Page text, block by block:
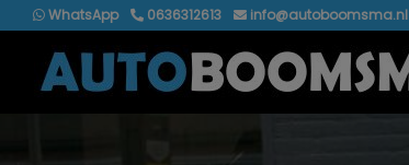
WhatsApp 0636312613 info@autoboomsma.nl